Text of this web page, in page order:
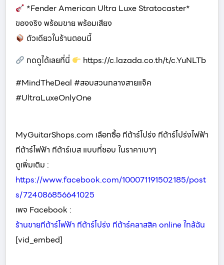
*Fender American Ultra Luxe Stratocaster*
ของจริง พร้อมขาย พร้อมเสียง
ตัวเดียวในร้านตอนนี้
กดดูได้เลยที่นี่
https://c.lazada.co.th/t/c.YuNLTb
#MindTheDeal #สอบสวนกลางสายแจ็ค
#UltraLuxeOnlyOne
MyGuitarShops.com เลือกซื้อ กีต้าร์โปร่ง กีต้าร์โปร่งไฟฟ้า
กีต้าร์ไฟฟ้า กีต้าร์เบส แบบที่ชอบ ในราคาเบาๆ
ดูเพิ่มเติม :
https://www.facebook.com/100071191502185/post
s/724086856641025
เพจ Facebook :
ร้านขายกีต้าร์ไฟฟ้า กีต้าร์โปร่ง กีต้าร์คลาสสิค online ใกล้ฉัน
[vid_embed]